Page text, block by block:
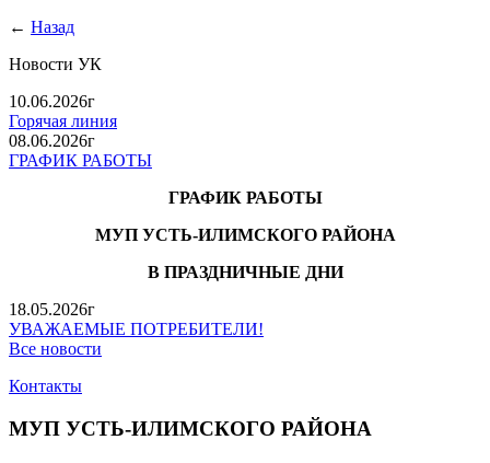
← Назад
Новости УК
10.06.2026г
Горячая линия
08.06.2026г
ГРАФИК РАБОТЫ
ГРАФИК РАБОТЫ
МУП УСТЬ-ИЛИМСКОГО РАЙОНА
В ПРАЗДНИЧНЫЕ ДНИ
18.05.2026г
УВАЖАЕМЫЕ ПОТРЕБИТЕЛИ!
Все новости
Контакты
МУП УСТЬ-ИЛИМСКОГО РАЙОНА